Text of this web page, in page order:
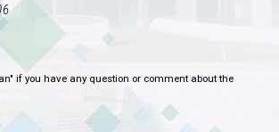
if you have any question or comment about the